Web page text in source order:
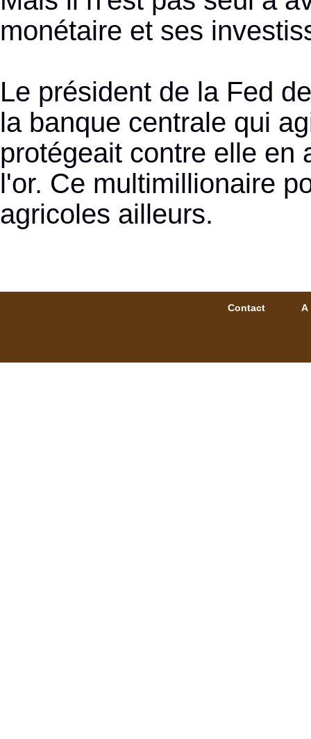
monétaire et ses
Le président de la Fed
la banque centrale qui
protégeait contre elle en
l'or. Ce multimillionaire
agricoles ailleurs.
Contact A